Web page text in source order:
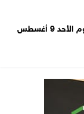
أسعار البنزين والسولار اليوم الأحد 9 أغسطس